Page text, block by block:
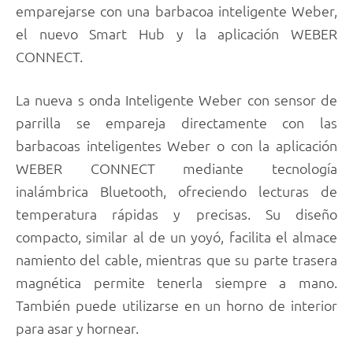
emparejarse con una barbacoa inteligente Weber,
el nuevo Smart Hub y la aplicación WEBER
CONNECT.
La nueva s onda Inteligente Weber con sensor de
parrilla se empareja directamente con las
barbacoas inteligentes Weber o con la aplicación
WEBER CONNECT mediante tecnología
inalámbrica Bluetooth, ofreciendo lecturas de
temperatura rápidas y precisas. Su diseño
compacto, similar al de un yoyó, facilita el almace
namiento del cable, mientras que su parte trasera
magnética permite tenerla siempre a mano.
También puede utilizarse en un horno de interior
para asar y hornear.